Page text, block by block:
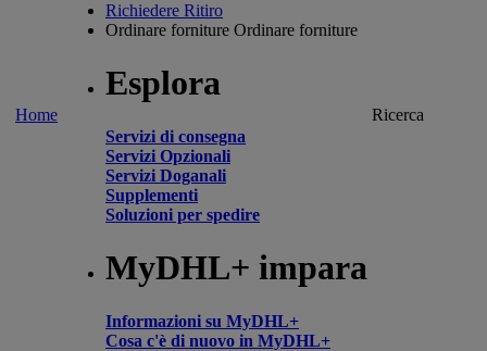
Home
Richiedere Ritiro
Ordinare forniture Ordinare forniture
Esplora
Servizi di consegna
Servizi Opzionali
Servizi Doganali
Supplementi
Soluzioni per spedire
MyDHL+ impara
Informazioni su MyDHL+
Cosa c'è di nuovo in MyDHL+
Ricerca